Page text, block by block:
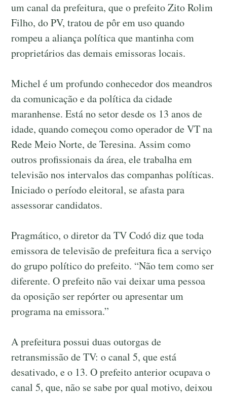
um canal da prefeitura, que o prefeito Zito Rolim
Filho, do PV, tratou de pôr em uso quando
rompeu a aliança política que mantinha com
proprietários das demais emissoras locais.
Michel é um profundo conhecedor dos meandros
da comunicação e da política da cidade
maranhense. Está no setor desde os 13 anos de
idade, quando começou como operador de VT na
Rede Meio Norte, de Teresina. Assim como
outros profissionais da área, ele trabalha em
televisão nos intervalos das companhas políticas.
Iniciado o período eleitoral, se afasta para
assessorar candidatos.
Pragmático, o diretor da TV Codó diz que toda
emissora de televisão de prefeitura fica a serviço
do grupo político do prefeito. “Não tem como ser
diferente. O prefeito não vai deixar uma pessoa
da oposição ser repórter ou apresentar um
programa na emissora.”
A prefeitura possui duas outorgas de
retransmissão de TV: o canal 5, que está
desativado, e o 13. O prefeito anterior ocupava o
canal 5, que, não se sabe por qual motivo, deixou